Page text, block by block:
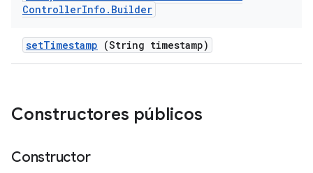
ControllerInfo . Builder
setTimestamp (String timestamp)
Constructores públicos
Constructor